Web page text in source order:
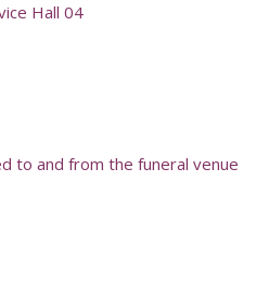
Hall 04
to and from the funeral venue